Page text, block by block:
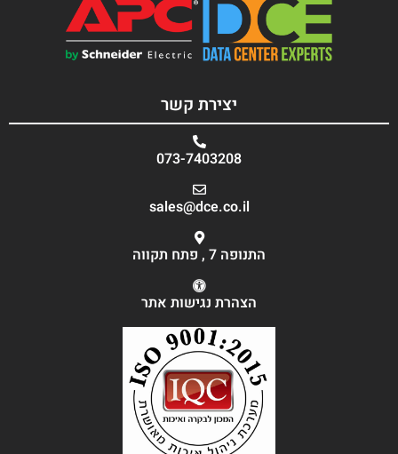
יצירת קשר
073-7403208
sales@dce.co.il
התנופה 7 , פתח תקווה
הצהרת נגישות אתר